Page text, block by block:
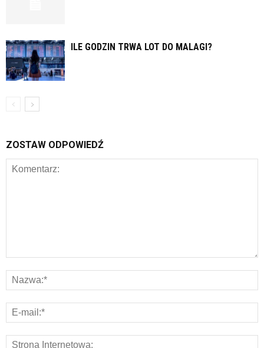
ILE GODZIN TRWA LOT DO MALAGI?
ZOSTAW ODPOWIEDŹ